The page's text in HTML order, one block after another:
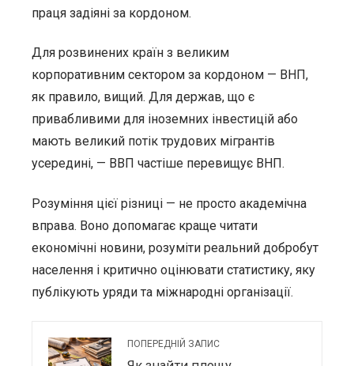
праця задіяні за кордоном.
Для розвинених країн з великим
корпоративним сектором за кордоном — ВНП,
як правило, вищий. Для держав, що є
привабливими для іноземних інвестицій або
мають великий потік трудових мігрантів
усередині, — ВВП частіше перевищує ВНП.
Розуміння цієї різниці — не просто академічна
вправа. Воно допомагає краще читати
економічні новини, розуміти реальний добробут
населення і критично оцінювати статистику, яку
публікують уряди та міжнародні організації.
ПОПЕРЕДНІЙ ЗАПИС